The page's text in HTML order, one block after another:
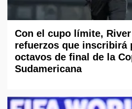
Con el cupo límite,
refuerzos que inscribirá
octavos de final de la
Sudamericana